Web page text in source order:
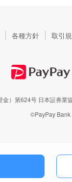
各種方針 取引
金）第624号 日本証券業
©PayPay Bank